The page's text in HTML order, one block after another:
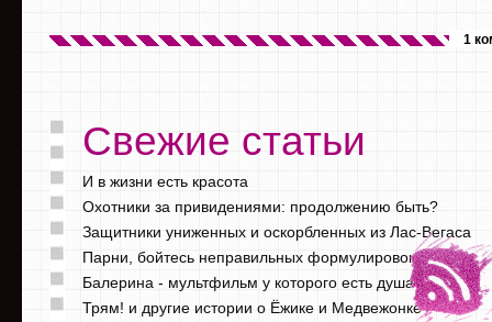
1
Свежие статьи
И в жизни есть красота
Охотники за привидениями: продолжению быть?
Защитники униженных и оскорбленных из Лас-Вегаса
Парни, бойтесь неправильных формулировок
Балерина - мультфильм у которого есть душа
Трям! и другие истории о Ёжике и Медвежонке